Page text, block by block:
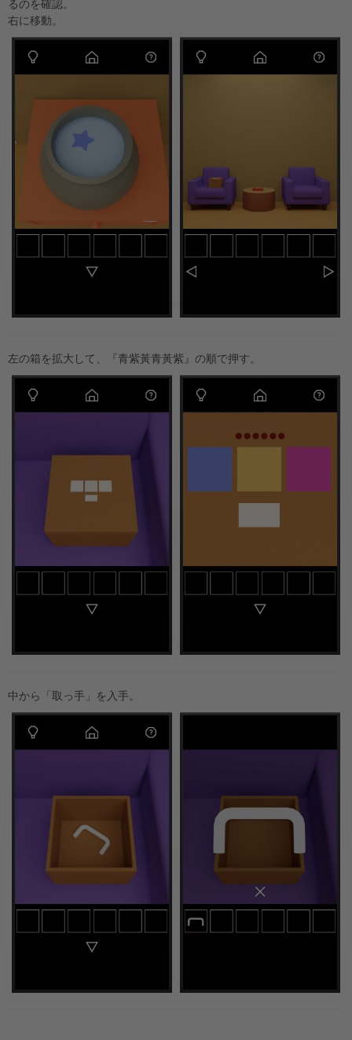
るのを確認。
右に移動。
左の箱を拡大して、『青紫黃青黃紫』の順で押す。
中から「取っ手」を入手。